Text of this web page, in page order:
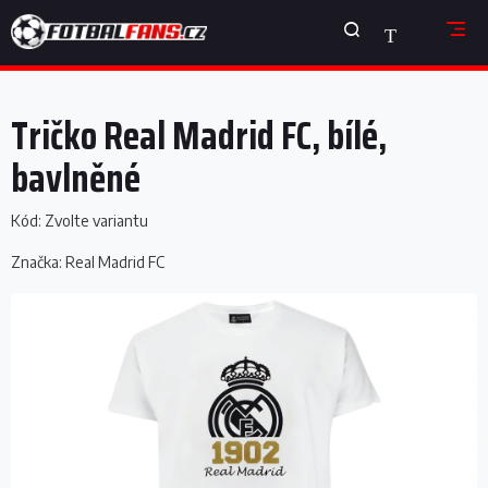
na
obsah
NÁKUPNÍ
KOŠÍK
Tričko Real Madrid FC, bílé,
bavlněné
Kód: Zvolte variantu
Značka: Real Madrid FC